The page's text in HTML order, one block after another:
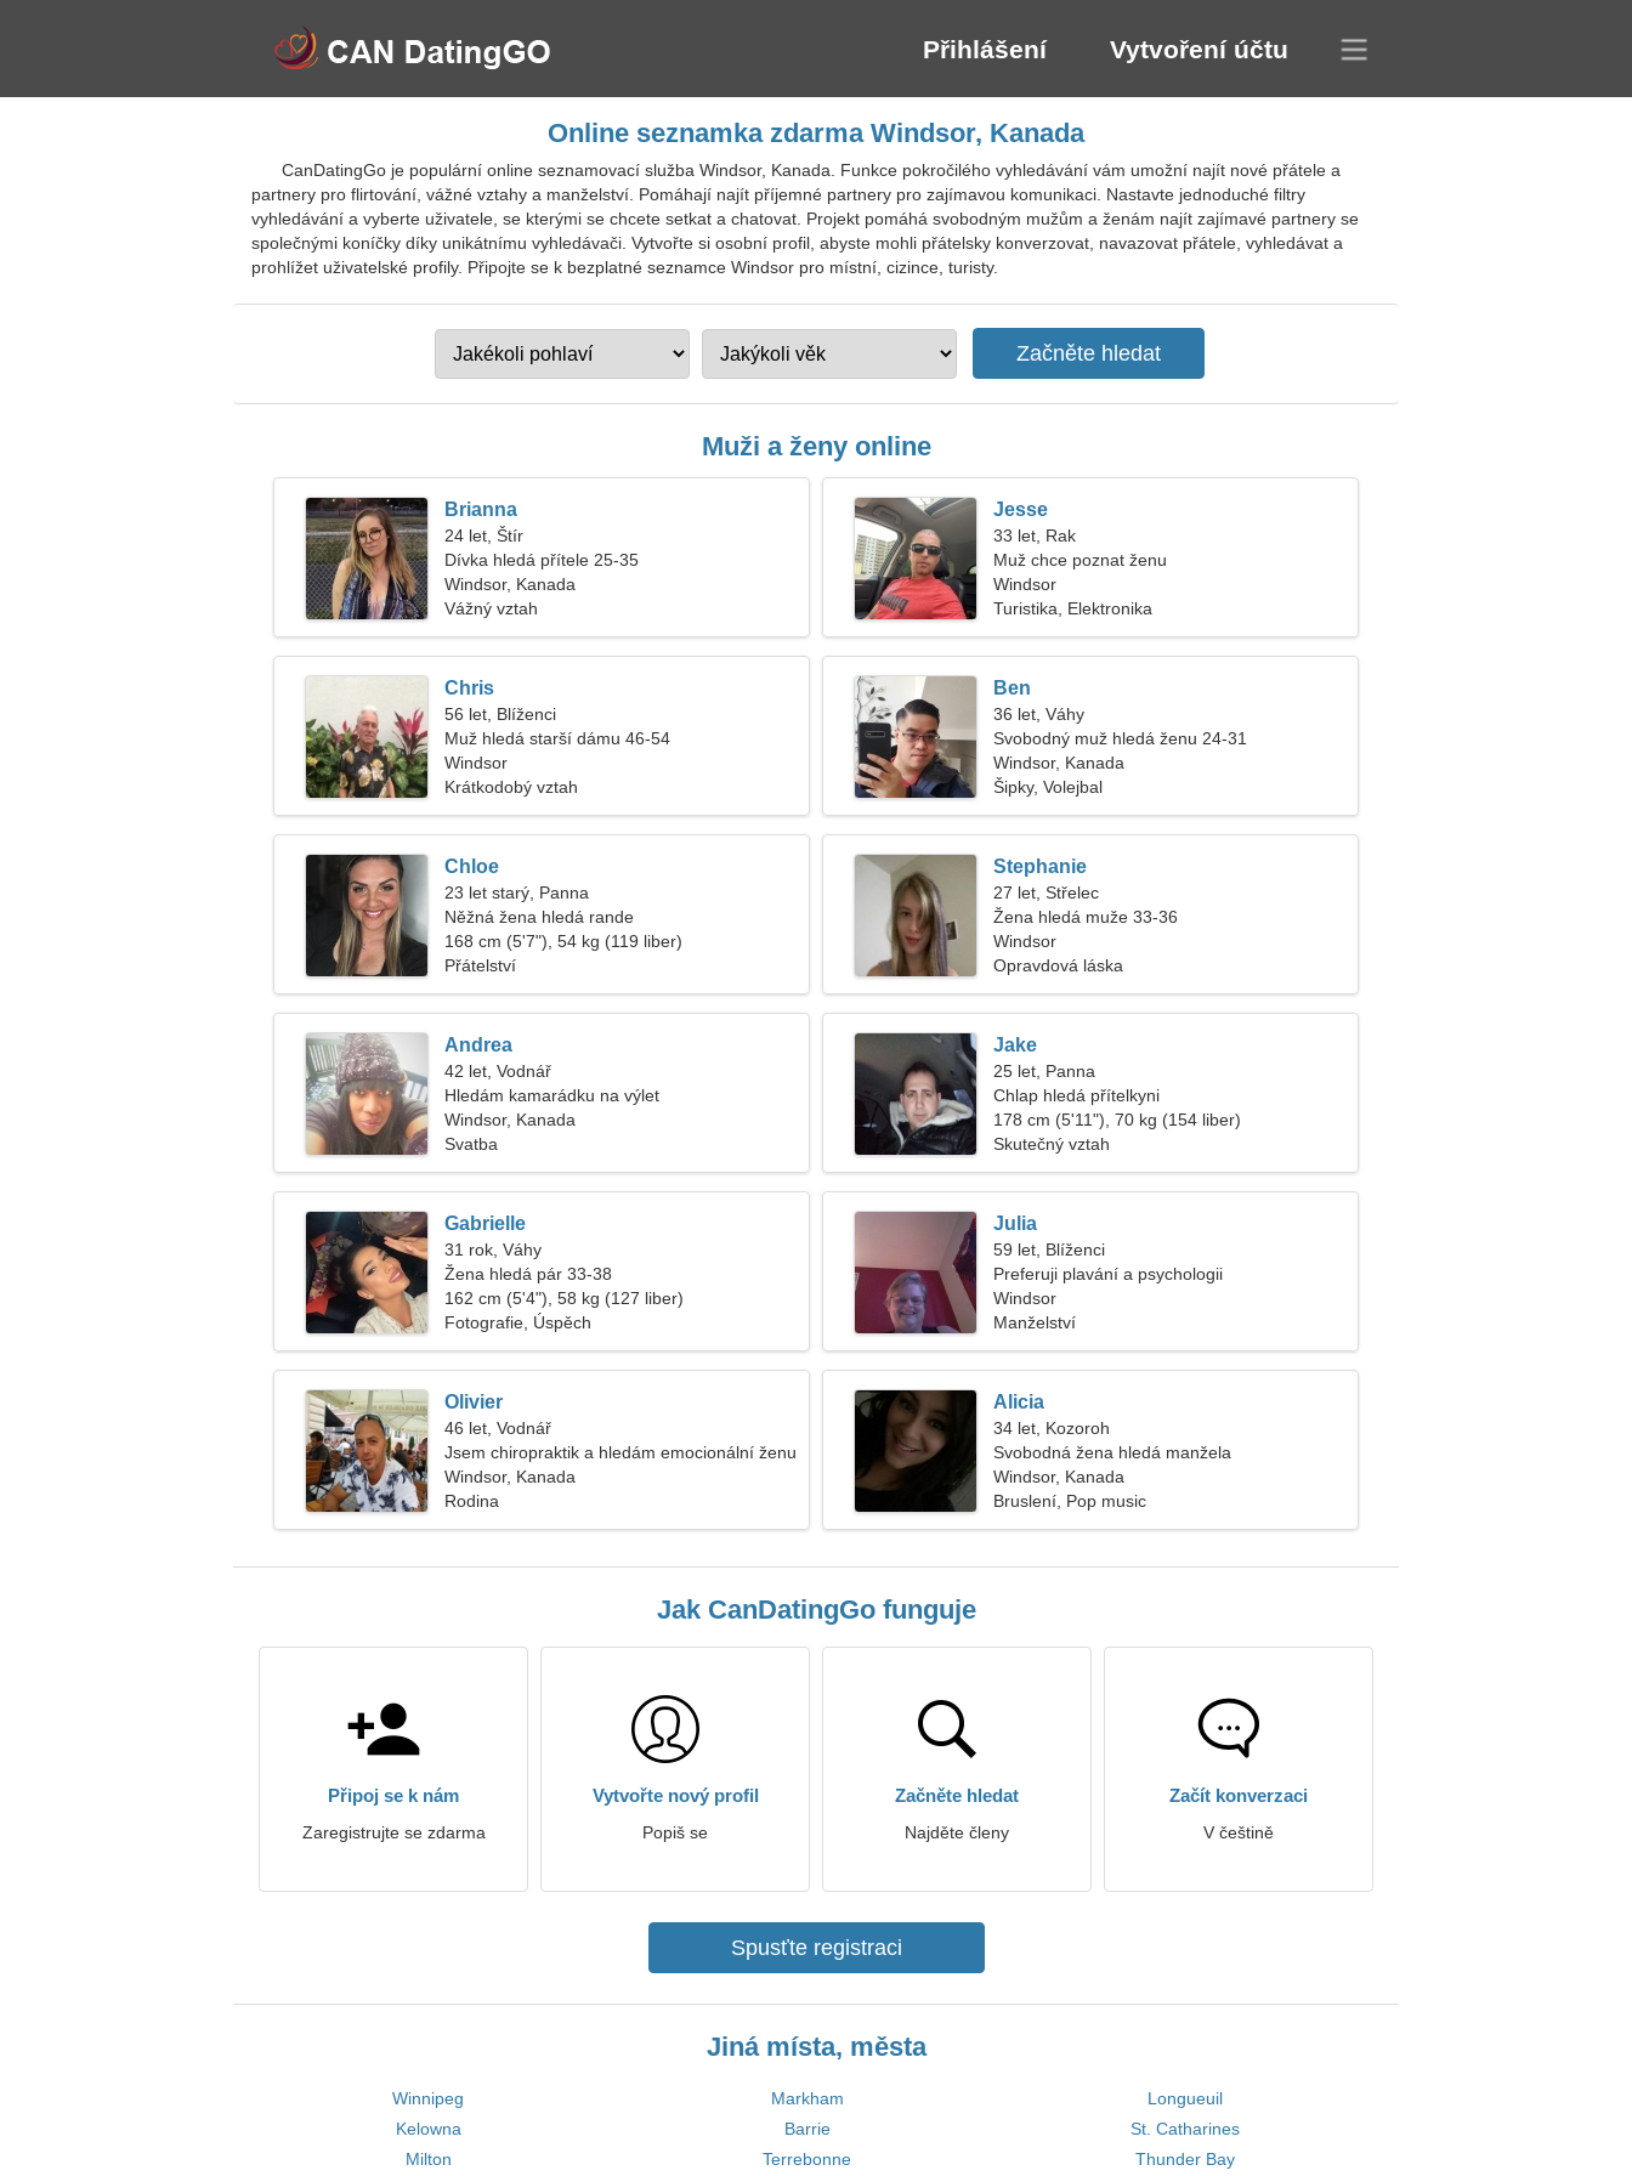
Přihlášení Vytvoření účtu
Online seznamka zdarma Windsor, Kanada
CanDatingGo je populární online seznamovací služba Windsor, Kanada. Funkce pokročilého vyhledávání vám umožní najít nové přátele a
partnery pro flirtování, vážné vztahy a manželství. Pomáhají najít příjemné partnery pro zajímavou komunikaci. Nastavte jednoduché filtry
vyhledávání a vyberte uživatele, se kterými se chcete setkat a chatovat. Projekt pomáhá svobodným mužům a ženám najít zajímavé partnery se
společnými koníčky díky unikátnímu vyhledávači. Vytvořte si osobní profil, abyste mohli přátelsky konverzovat, navazovat přátele, vyhledávat a
prohlížet uživatelské profily. Připojte se k bezplatné seznamce Windsor pro místní, cizince, turisty.
Muži a ženy online
Brianna
24 let, Štír
Dívka hledá přítele 25-35
Windsor, Kanada
Vážný vztah
Jesse
33 let, Rak
Muž chce poznat ženu
Windsor
Turistika, Elektronika
Chris
56 let, Blíženci
Muž hledá starší dámu 46-54
Windsor
Krátkodobý vztah
Ben
36 let, Váhy
Svobodný muž hledá ženu 24-31
Windsor, Kanada
Šipky, Volejbal
Chloe
23 let starý, Panna
Něžná žena hledá rande
168 cm (5'7"), 54 kg (119 liber)
Přátelství
Stephanie
27 let, Střelec
Žena hledá muže 33-36
Windsor
Opravdová láska
Andrea
42 let, Vodnář
Hledám kamarádku na výlet
Windsor, Kanada
Svatba
Jake
25 let, Panna
Chlap hledá přítelkyni
178 cm (5'11"), 70 kg (154 liber)
Skutečný vztah
Gabrielle
31 rok, Váhy
Žena hledá pár 33-38
162 cm (5'4"), 58 kg (127 liber)
Fotografie, Úspěch
Julia
59 let, Blíženci
Preferuji plavání a psychologii
Windsor
Manželství
Olivier
46 let, Vodnář
Jsem chiropraktik a hledám emocionální ženu
Windsor, Kanada
Rodina
Alicia
34 let, Kozoroh
Svobodná žena hledá manžela
Windsor, Kanada
Bruslení, Pop music
Jak CanDatingGo funguje
Připoj se k nám
Zaregistrujte se zdarma
Vytvořte nový profil
Popiš se
Začněte hledat
Najděte členy
Začít konverzaci
V češtině
Spusťte registraci
Jiná místa, města
Winnipeg Markham
Longueuil
Kelowna
Barrie
St. Catharines
Milton
Terrebonne Thunder Bay